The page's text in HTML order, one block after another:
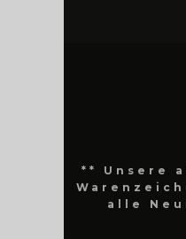
** Unsere
alle